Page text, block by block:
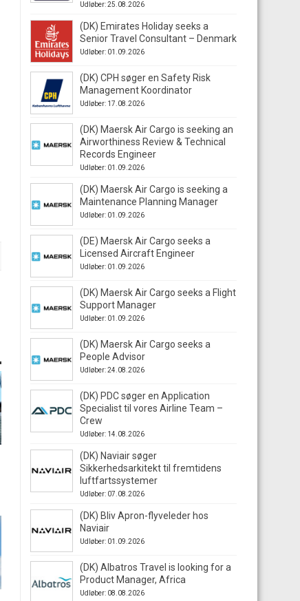
Udløber: 25.08.2026
(DK) Emirates Holiday seeks a
Senior Travel Consultant – Denmark
Udløber: 01.09.2026
(DK) CPH søger en Safety Risk
Management Koordinator
Udløber: 17.08.2026
(DK) Maersk Air Cargo is seeking an
Airworthiness Review & Technical
Records Engineer
Udløber: 01.09.2026
(DK) Maersk Air Cargo is seeking a
Maintenance Planning Manager
Udløber: 01.09.2026
(DE) Maersk Air Cargo seeks a
Licensed Aircraft Engineer
Udløber: 01.09.2026
(DK) Maersk Air Cargo seeks a Flight
Support Manager
Udløber: 01.09.2026
(DK) Maersk Air Cargo seeks a
People Advisor
Udløber: 24.08.2026
(DK) PDC søger en Application
Specialist til vores Airline Team –
Crew
Udløber: 14.08.2026
(DK) Naviair søger
Sikkerhedsarkitekt til fremtidens
luftfartssystemer
Udløber: 07.08.2026
(DK) Bliv Apron-flyveleder hos
Naviair
Udløber: 01.09.2026
(DK) Albatros Travel is looking for a
Product Manager, Africa
Udløber: 08.08.2026